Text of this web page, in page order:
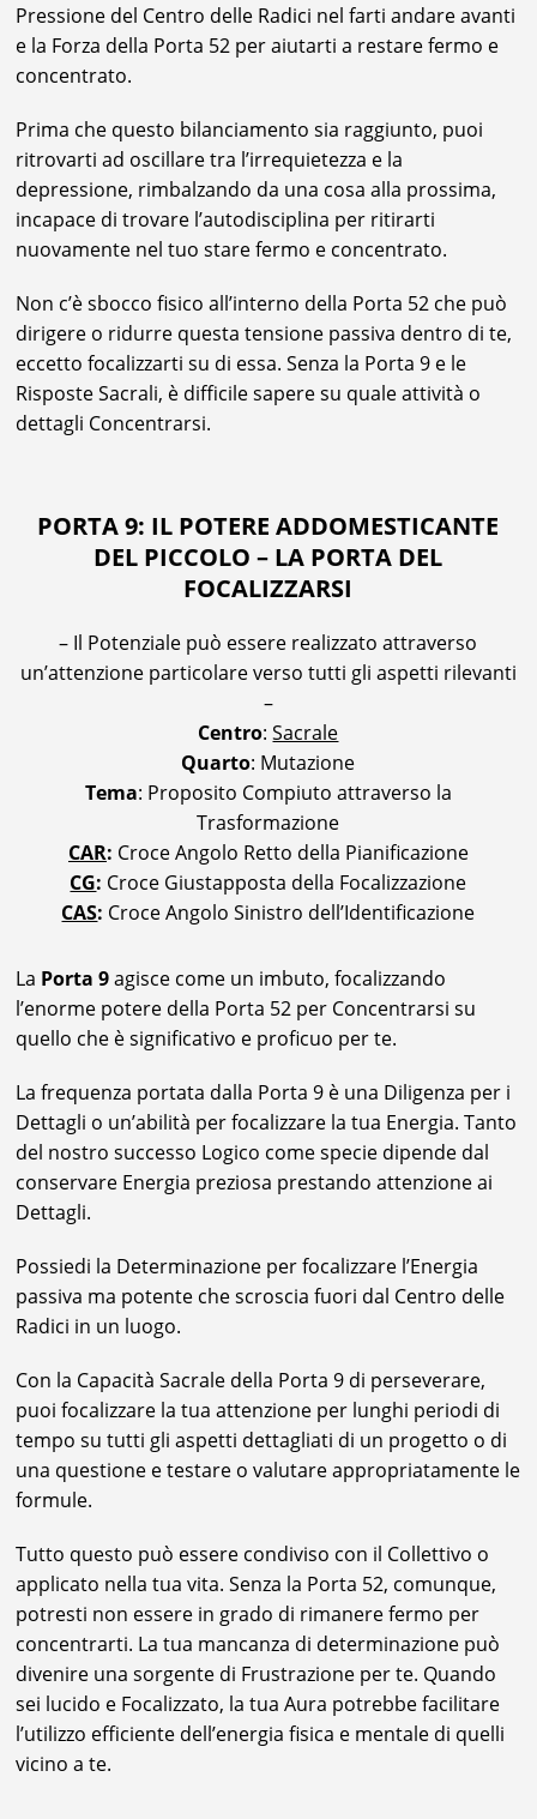
Pressione del Centro delle Radici nel farti andare avanti
e la Forza della Porta 52 per aiutarti a restare fermo e
concentrato.
Prima che questo bilanciamento sia raggiunto, puoi
ritrovarti ad oscillare tra l’irrequietezza e la
depressione, rimbalzando da una cosa alla prossima,
incapace di trovare l’autodisciplina per ritirarti
nuovamente nel tuo stare fermo e concentrato.
Non c’è sbocco fisico all’interno della Porta 52 che può
dirigere o ridurre questa tensione passiva dentro di te,
eccetto focalizzarti su di essa. Senza la Porta 9 e le
Risposte Sacrali, è difficile sapere su quale attività o
dettagli Concentrarsi.
PORTA 9: IL POTERE ADDOMESTICANTE
DEL PICCOLO – LA PORTA DEL
FOCALIZZARSI
– Il Potenziale può essere realizzato attraverso
un’attenzione particolare verso tutti gli aspetti rilevanti
–
Centro:Sacrale
Quarto: Mutazione
Tema: Proposito Compiuto attraverso la
Trasformazione
CAR: Croce Angolo Retto della Pianificazione
CG: Croce Giustapposta della Focalizzazione
CAS: Croce Angolo Sinistro dell’Identificazione
La Porta 9agisce come un imbuto, focalizzando
l’enorme potere della Porta 52 per Concentrarsi su
quello che è significativo e proficuo per te.
La frequenza portata dalla Porta 9 è una Diligenza per i
Dettagli o un’abilità per focalizzare la tua Energia. Tanto
del nostro successo Logico come specie dipende dal
conservare Energia preziosa prestando attenzione ai
Dettagli.
Possiedi la Determinazione per focalizzare l’Energia
passiva ma potente che scroscia fuori dal Centro delle
Radici in un luogo.
Con la Capacità Sacrale della Porta 9 di perseverare,
puoi focalizzare la tua attenzione per lunghi periodi di
tempo su tutti gli aspetti dettagliati di un progetto o di
una questione e testare o valutare appropriatamente le
formule.
Tutto questo può essere condiviso con il Collettivo o
applicato nella tua vita. Senza la Porta 52, comunque,
potresti non essere in grado di rimanere fermo per
concentrarti. La tua mancanza di determinazione può
divenire una sorgente di Frustrazione per te. Quando
sei lucido e Focalizzato, la tua Aura potrebbe facilitare
l’utilizzo efficiente dell’energia fisica e mentale di quelli
vicino a te.